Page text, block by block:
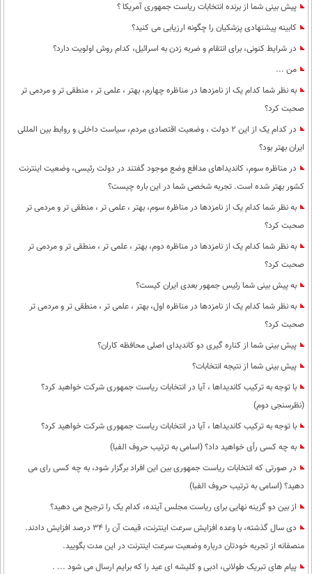
پیش بینی شما از برنده انتخابات ریاست جمهوری آمریکا ؟
کابینه پیشنهادی پزشکیان را چگونه ارزیابی می کنید؟
در شرایط کنونی، برای انتقام و ضربه زدن به اسرائیل، کدام روش اولویت دارد؟
من ...
به نظر شما کدام یک از نامزدها در مناظره چهارم، بهتر ، علمی تر ، منطقی تر و مردمی تر
صحبت کرد؟
در کدام یک از این 2 دولت ، وضعیت اقتصادی مردم، سیاست داخلی و روابط بین المللی
ایران بهتر بود؟
در مناظره سوم، کاندیداهای مدافع وضع موجود گفتند در دولت رئیسی، وضعیت اینترنت
کشور بهتر شده است. تجربه شخصی شما در این باره چیست؟
به نظر شما کدام یک از نامزدها در مناظره سوم، بهتر ، علمی تر ، منطقی تر و مردمی تر
صحبت کرد؟
به نظر شما کدام یک از نامزدها در مناظره دوم، بهتر ، علمی تر ، منطقی تر و مردمی تر
صحبت کرد؟
به پیش بینی شما رئیس جمهور بعدی ایران کیست؟
به نظر شما کدام یک از نامزدها در مناظره اول، بهتر ، علمی تر ، منطقی تر و مردمی تر
صحبت کرد؟
پیش بینی شما از کناره گیری دو کاندیدای اصلی محافظه کاران؟
پیش بینی شما از نتیجه انتخابات؟
با توجه به ترکیب کاندیداها ، آیا در انتخابات ریاست جمهوری شرکت خواهید کرد؟
(نظرسنجی دوم)
با توجه به ترکیب کاندیداها ، آیا در انتخابات ریاست جمهوری شرکت خواهید کرد؟
به چه کسی رأی خواهید داد؟ (اسامی به ترتیب حروف الفبا)
در صورتی که انتخابات ریاست جمهوری بین این افراد برگزار شود، به چه کسی رای می
دهید؟ (اسامی به ترتیب حروف الفبا)
از بین دو گزینه نهایی برای ریاست مجلس آینده، کدام یک را ترجیح می دهید؟
دی سال گذشته، با وعده افزایش سرعت اینترنت، قیمت آن را 34 درصد افزایش دادند.
منصفانه از تجربه خودتان درباره وضعیت سرعت اینترنت در این مدت بگویید.
پیام های تبریک طولانی، ادبی و کلیشه ای عید را که برایم ارسال می شود ... .